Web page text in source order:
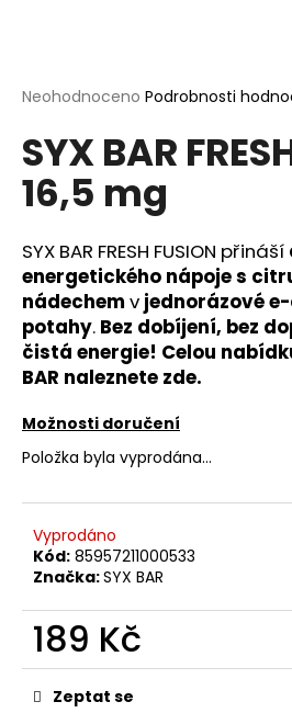
Průměrné
produktu
je
0,0
hvězdiček.
Neohodnoceno Podrobnosti
SYX BAR
16,5 mg
SYX BAR FRESH FUSION přináší
energetického nápoje s
nádechem v jednorázové
potahy. Bez dobíjení, bez
čistá energie! Celou
BAR naleznete zde.
Možnosti doručení
Položka byla vyprodána…
Vyprodáno
Kód: 85957211000533
Značka:SYX BAR
189 Kč
Měrná
cena:Zeptat se
í
t
?
HLEDAT
D
o
o
r
u
č
e
m
e
POD